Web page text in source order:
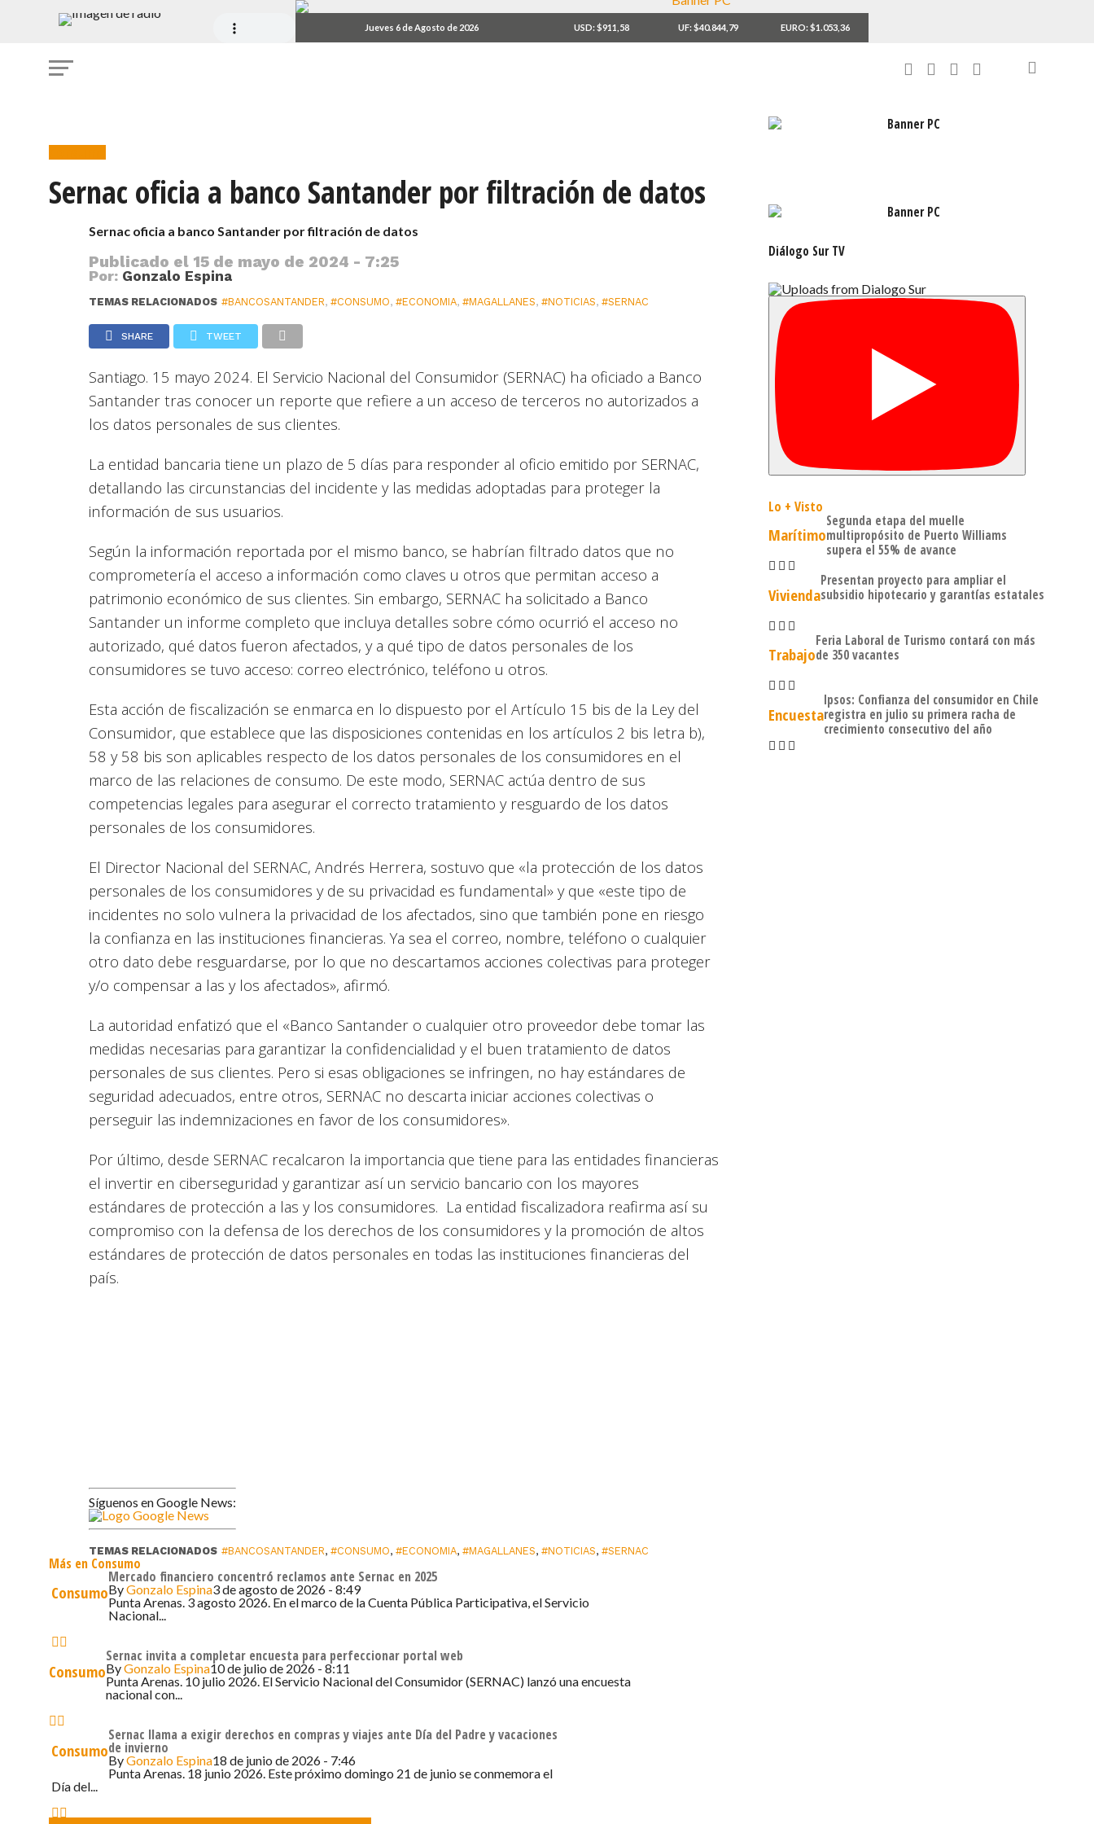
Jueves 6 de Agosto de 2026 USD: $911,58 UF: $40.844,79 EURO: $1.053,36
Consumo
Sernac oficia a banco Santander por filtración de datos
Sernac oficia a banco Santander por filtración de datos
Publicado el 15 de mayo de 2024 - 7:25
Por: Gonzalo Espina
TEMAS RELACIONADOS #BANCOSANTANDER,#CONSUMO,#ECONOMIA,#MAGALLANES,#NOTICIAS,#SERNAC
SHARE TWEET
Santiago. 15 mayo 2024. El Servicio Nacional del Consumidor (SERNAC) ha oficiado a Banco
Santander tras conocer un reporte que refiere a un acceso de terceros no autorizados a
los datos personales de sus clientes.
La entidad bancaria tiene un plazo de 5 días para responder al oficio emitido por SERNAC,
detallando las circunstancias del incidente y las medidas adoptadas para proteger la
información de sus usuarios.
Según la información reportada por el mismo banco, se habrían filtrado datos que no
comprometería el acceso a información como claves u otros que permitan acceso a
patrimonio económico de sus clientes. Sin embargo, SERNAC ha solicitado a Banco
Santander un informe completo que incluya detalles sobre cómo ocurrió el acceso no
autorizado, qué datos fueron afectados, y a qué tipo de datos personales de los
consumidores se tuvo acceso: correo electrónico, teléfono u otros.
Esta acción de fiscalización se enmarca en lo dispuesto por el Artículo 15 bis de la Ley del
Consumidor, que establece que las disposiciones contenidas en los artículos 2 bis letra b),
58 y 58 bis son aplicables respecto de los datos personales de los consumidores en el
marco de las relaciones de consumo. De este modo, SERNAC actúa dentro de sus
competencias legales para asegurar el correcto tratamiento y resguardo de los datos
personales de los consumidores.
El Director Nacional del SERNAC, Andrés Herrera, sostuvo que «la protección de los datos
personales de los consumidores y de su privacidad es fundamental» y que «este tipo de
incidentes no solo vulnera la privacidad de los afectados, sino que también pone en riesgo
la confianza en las instituciones financieras. Ya sea el correo, nombre, teléfono o cualquier
otro dato debe resguardarse, por lo que no descartamos acciones colectivas para proteger
y/o compensar a las y los afectados», afirmó.
La autoridad enfatizó que el «Banco Santander o cualquier otro proveedor debe tomar las
medidas necesarias para garantizar la confidencialidad y el buen tratamiento de datos
personales de sus clientes. Pero si esas obligaciones se infringen, no hay estándares de
seguridad adecuados, entre otros, SERNAC no descarta iniciar acciones colectivas o
perseguir las indemnizaciones en favor de los consumidores».
Por último, desde SERNAC recalcaron la importancia que tiene para las entidades financieras
el invertir en ciberseguridad y garantizar así un servicio bancario con los mayores
estándares de protección a las y los consumidores. La entidad fiscalizadora reafirma así su
compromiso con la defensa de los derechos de los consumidores y la promoción de altos
estándares de protección de datos personales en todas las instituciones financieras del
país.
Síguenos en Google News:
TEMAS RELACIONADOS #BANCOSANTANDER,#CONSUMO,#ECONOMIA,#MAGALLANES,#NOTICIAS,#SERNAC
Más en Consumo
Consumo
Mercado financiero concentró reclamos ante Sernac en 2025
ByGonzalo Espina3 de agosto de 2026 - 8:49
Punta Arenas. 3 agosto 2026. En el marco de la Cuenta Pública Participativa, el Servicio
Nacional...
Consumo
Sernac invita a completar encuesta para perfeccionar portal web
ByGonzalo Espina10 de julio de 2026 - 8:11
Punta Arenas. 10 julio 2026. El Servicio Nacional del Consumidor (SERNAC) lanzó una encuesta
nacional con...
Consumo
Sernac llama a exigir derechos en compras y viajes ante Día del Padre y vacaciones
de invierno
ByGonzalo Espina18 de junio de 2026 - 7:46
Punta Arenas. 18 junio 2026. Este próximo domingo 21 de junio se conmemora el
Día del...
Diálogo Sur TV
Lo + Visto
Marítimo
Segunda etapa del muelle
multipropósito de Puerto Williams
supera el 55% de avance
Vivienda
Presentan proyecto para ampliar el
subsidio hipotecario y garantías estatales
Trabajo
Feria Laboral de Turismo contará con más
de 350 vacantes
Encuesta
Ipsos: Confianza del consumidor en Chile
registra en julio su primera racha de
crecimiento consecutivo del año